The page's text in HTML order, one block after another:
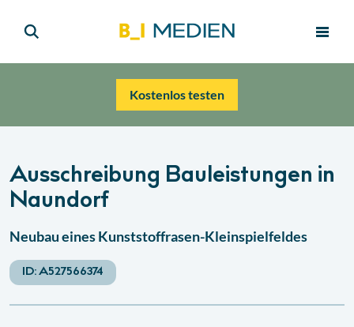
Kostenlos testen
Ausschreibung Bauleistungen in
Naundorf
Neubau eines Kunststoffrasen-Kleinspielfeldes
ID:A527566374